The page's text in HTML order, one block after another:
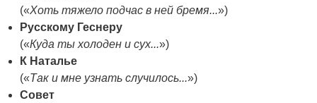
(«Хоть тяжело подчас в ней бремя...»)
Русскому Геснеру
(«Куда ты холоден и cyx...»)
К Наталье
(«Так и мне узнать случилось...»)
Совет